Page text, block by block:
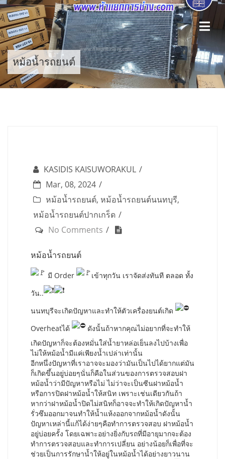
Skip
to
content
หม้อน้ำรถยนต์
KASIDIS KAISUWORAKUL
Mar, 08, 2024
หม้อน้ำรถยนต์, หม้อน้ำรถยนต์นนทบุรี,
หม้อน้ำรถยนต์ปากเกร็ด
No Comments
หม้อน้ำรถยนต์
มี Order
เข้าทุกวัน เราจัดส่งทันที ตลอด ทั้ง
วัน..
นนทบุรีจะเกิดปัญหาและทำให้ตัวเครื่องยนต์เกิด
Overheatได้
ดังนั้นถ้าหากคุณไม่อยากที่จะทำให้
เกิดปัญหาก็จะต้องหมั่นใส่น้ำยาหล่อเย็นลงไปบ้างเพื่อ
ไม่ให้หม้อน้ำมีแค่เพียงน้ำเปล่าเท่านั้น
อีกหนึ่งปัญหาที่เราอาจจะมองว่ามันเป็นไปได้ยากแต่มัน
ก็เกิดขึ้นอยู่บ่อยๆนั่นก็คือในส่วนของการตรวจสอบฝา
หม้อน้ำว่ามีปัญหาหรือไม่ ไม่ว่าจะเป็นซีนฝาหม้อน้ำ
หรือการปิดฝาหม้อน้ำให้สนิท เพราะเช่นเดียวกันถ้า
หากว่าฝาหม้อน้ำปิดไม่สนิทก็อาจจะทำให้เกิดปัญหาน้ำ
รั่วซึมออกมาจนทำให้น้ำแห้งออกจากหม้อน้ำดังนั้น
ปัญหาเหล่านี้แก้ได้ง่ายๆคือทำการตรวจสอบ ฝาหม้อน้ำ
อยู่บ่อยครั้ง โดยเฉพาะอย่างยิ่งกับรถที่มีอายุมากจะต้อง
ทำการตรวจสอบและทำการเปลี่ยน อย่างน้อยก็เพื่อที่จะ
ช่วยเป็นการรักษาน้ำให้อยู่ในหม้อน้ำได้อย่างยาวนาน